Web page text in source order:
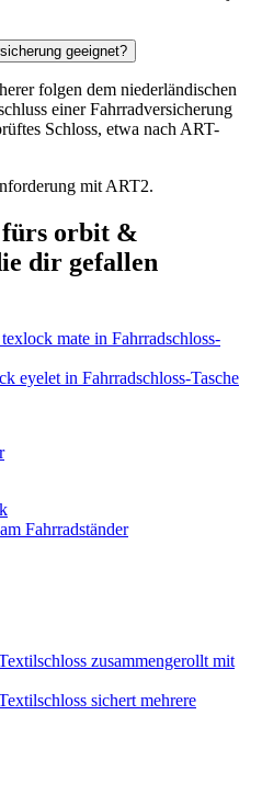
geeignet?
folgen dem niederländischen
einer Fahrradversicherung
Schloss, etwa nach ART-
mit ART2.
fürs orbit &
dir gefallen